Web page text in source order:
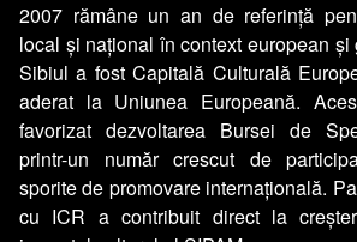
2007 rămâne un an de referință
local și național în context european
Sibiul a fost Capitală Culturală
aderat la Uniunea Europeană.
favorizat dezvoltarea Bursei de
printr-un număr crescut de
sporite de promovare internațională.
cu ICR a contribuit direct la